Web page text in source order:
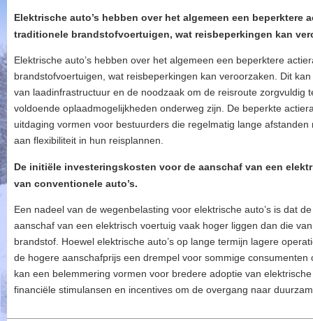
Elektrische auto’s hebben over het algemeen een beperktere
traditionele brandstofvoertuigen, wat reisbeperkingen kan
Elektrische auto’s hebben over het algemeen een beperktere
brandstofvoertuigen, wat reisbeperkingen kan veroorzaken. Dit
van laadinfrastructuur en de noodzaak om de reisroute zorgvuldig
voldoende oplaadmogelijkheden onderweg zijn. De beperkte
uitdaging vormen voor bestuurders die regelmatig lange
aan flexibiliteit in hun reisplannen.
De initiële investeringskosten voor de aanschaf van een
van conventionele auto’s.
Een nadeel van de wegenbelasting voor elektrische auto’s is dat
aanschaf van een elektrisch voertuig vaak hoger liggen dan die
brandstof. Hoewel elektrische auto’s op lange termijn lagere
de hogere aanschafprijs een drempel voor sommige
kan een belemmering vormen voor bredere adoptie van
financiële stimulansen en incentives om de overgang naar